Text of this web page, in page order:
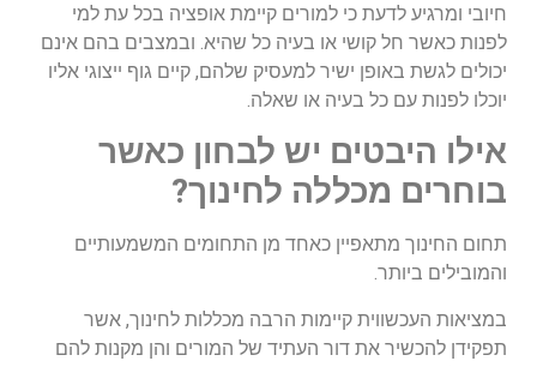
חיובי ומרגיע לדעת כי למורים קיימת אופציה בכל עת למי
לפנות כאשר חל קושי או בעיה כל שהיא. ובמצבים בהם אינם
יכולים לגשת באופן ישיר למעסיק שלהם, קיים גוף ייצוגי אליו
יוכלו לפנות עם כל בעיה או שאלה.
אילו היבטים יש לבחון כאשר
בוחרים מכללה לחינוך?
תחום החינוך מתאפיין כאחד מן התחומים המשמעותיים
והמובילים ביותר.
במציאות העכשווית קיימות הרבה מכללות לחינוך, אשר
תפקידן להכשיר את דור העתיד של המורים והן מקנות להם